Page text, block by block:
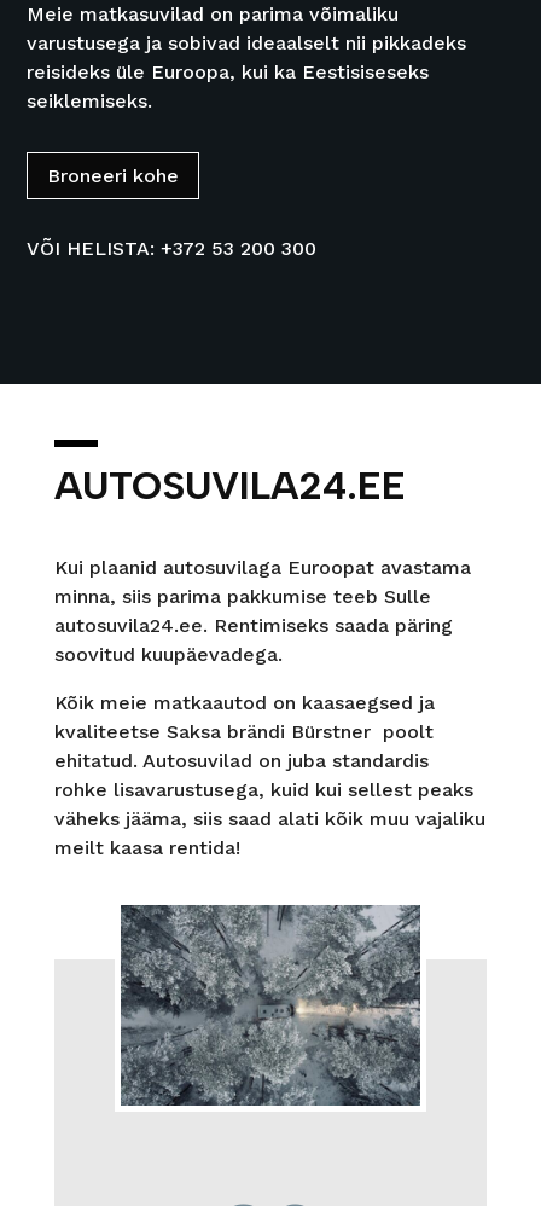
Meie matkasuvilad on parima võimaliku
varustusega ja sobivad ideaalselt nii pikkadeks
reisideks üle Euroopa, kui ka Eestisiseseks
seiklemiseks.
Broneeri kohe
VÕI HELISTA: +372 53 200 300
AUTOSUVILA24.EE
Kui plaanid autosuvilaga Euroopat avastama
minna, siis parima pakkumise teeb Sulle
autosuvila24.ee. Rentimiseks saada päring
soovitud kuupäevadega.
Kõik meie matkaautod on kaasaegsed ja
kvaliteetse Saksa brändi Bürstner poolt
ehitatud. Autosuvilad on juba standardis
rohke lisavarustusega, kuid kui sellest peaks
väheks jääma, siis saad alati kõik muu vajaliku
meilt kaasa rentida!